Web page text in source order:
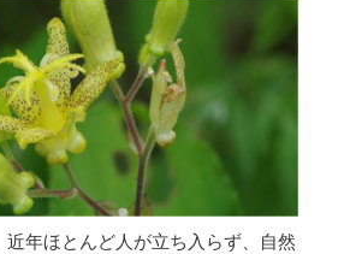
近年ほとんど人が立ち入らず、自然